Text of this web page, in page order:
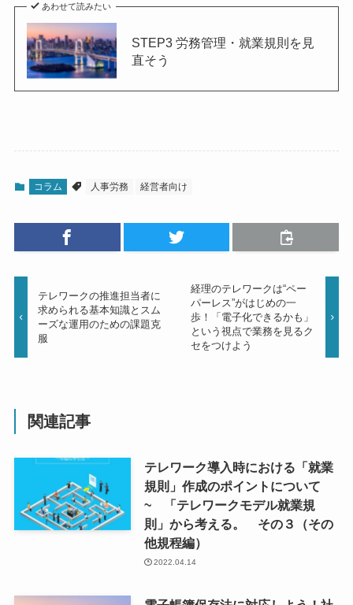
あわせて読みたい
STEP3 労務管理・就業規則を見
直そう
コラム 人事労務 経営者向け
テレワークの推進担当者に
求められる基本知識とスム
ーズな運用のための課題克
服
経理のテレワークは“ペー
パーレス”がはじめの一
歩！「電子化できるかも」
という視点で業務を見るク
セをつけよう
関連記事
テレワーク導入時における「就業
規則」作成のポイントについて
~ 「テレワークモデル就業規
則」から考える。 その３（その
他規程編）
2022.04.14